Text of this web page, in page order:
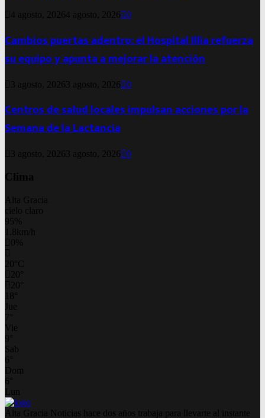
4 agosto, 20264 agosto, 2026 0
Cambios puertas adentro: el Hospital Illia refuerza
su equipo y apunta a mejorar la atención
3 agosto, 2026 3 agosto, 2026 0
Centros de salud locales impulsan acciones por la
Semana de la Lactancia
3 agosto, 2026 3 agosto, 2026 0
Clima
Alta Gracia
cielo claro
95%
1.8km/h
0%
20 C
20
20
18
Jue
7
Vie
9
Sab
6
Dom
6
Lun
Alta Gracia Noticias hace dos años trabaja para llevarte al instante